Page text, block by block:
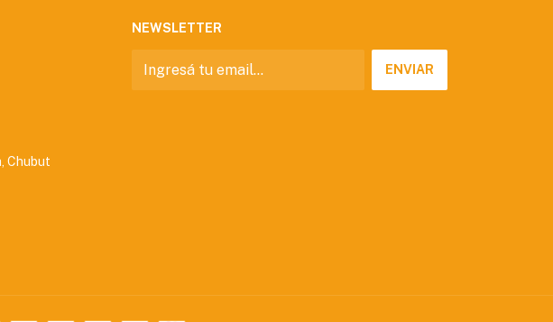
Chubut
NEWSLETTER